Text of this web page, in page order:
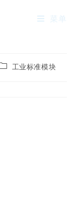
菜单
工业标准模块